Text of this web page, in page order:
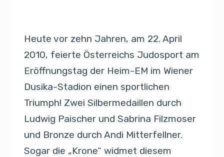
Heute vor zehn Jahren, am 22. April
2010, feierte Österreichs Judosport am
Eröffnungstag der Heim-EM im Wiener
Dusika-Stadion einen sportlichen
Triumph! Zwei Silbermedaillen durch
Ludwig Paischer und Sabrina Filzmoser
und Bronze durch Andi Mitterfellner.
Sogar die „Krone“ widmet diesem